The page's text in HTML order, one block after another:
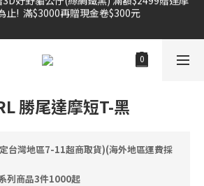
父親節全館褲類任選兩件88折!!!
止!  滿$3000再贈現金卷$300元
父親節全館褲類任選兩件88折!!!
勝尾達摩短T-黑
台灣地區7-11超商取貨)(海外地區運費採
列商品3件1000起